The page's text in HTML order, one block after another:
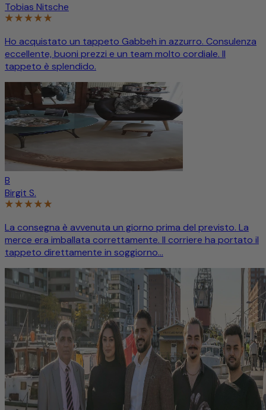
Tobias Nitsche
Ho acquistato un tappeto Gabbeh in azzurro. Consulenza
eccellente, buoni prezzi e un team molto cordiale. Il
tappeto è splendido.
B
Birgit S.
La consegna è avvenuta un giorno prima del previsto. La
merce era imballata correttamente. Il corriere ha portato il
tappeto direttamente in soggiorno...